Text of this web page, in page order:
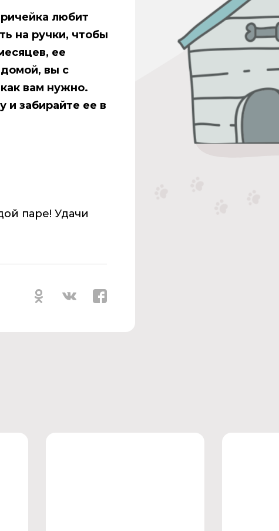
любит
на ручки, чтобы
ее
домой, вы с
вам нужно.
и забирайте ее в
паре! Удачи